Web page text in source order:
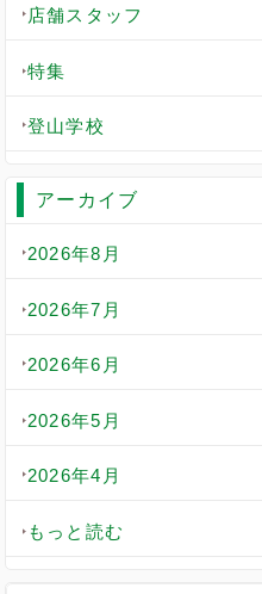
店舗スタッフ
特集
登山学校
アーカイブ
2026年8月
2026年7月
2026年6月
2026年5月
2026年4月
もっと読む